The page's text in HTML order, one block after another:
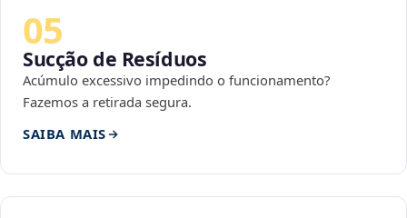
05
Sucção de Resíduos
Acúmulo excessivo impedindo o funcionamento?
Fazemos a retirada segura.
SAIBA MAIS